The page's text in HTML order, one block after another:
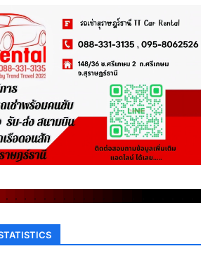
. . . . . . . .